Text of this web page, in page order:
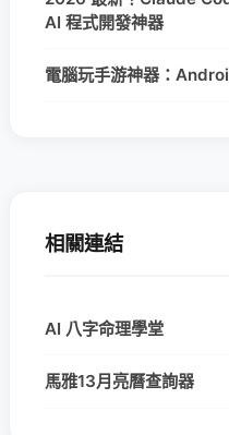
AI 程式開發神器
電腦玩手游神器：
相關連結
AI 八字命理學堂
馬雅13月亮曆查詢器